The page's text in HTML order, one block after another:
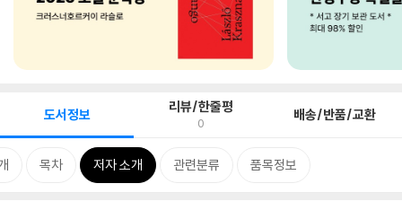
도서정보 리뷰/한줄평
0 배송/반품/교환
목차 저자 소개 관련분류 품목정보